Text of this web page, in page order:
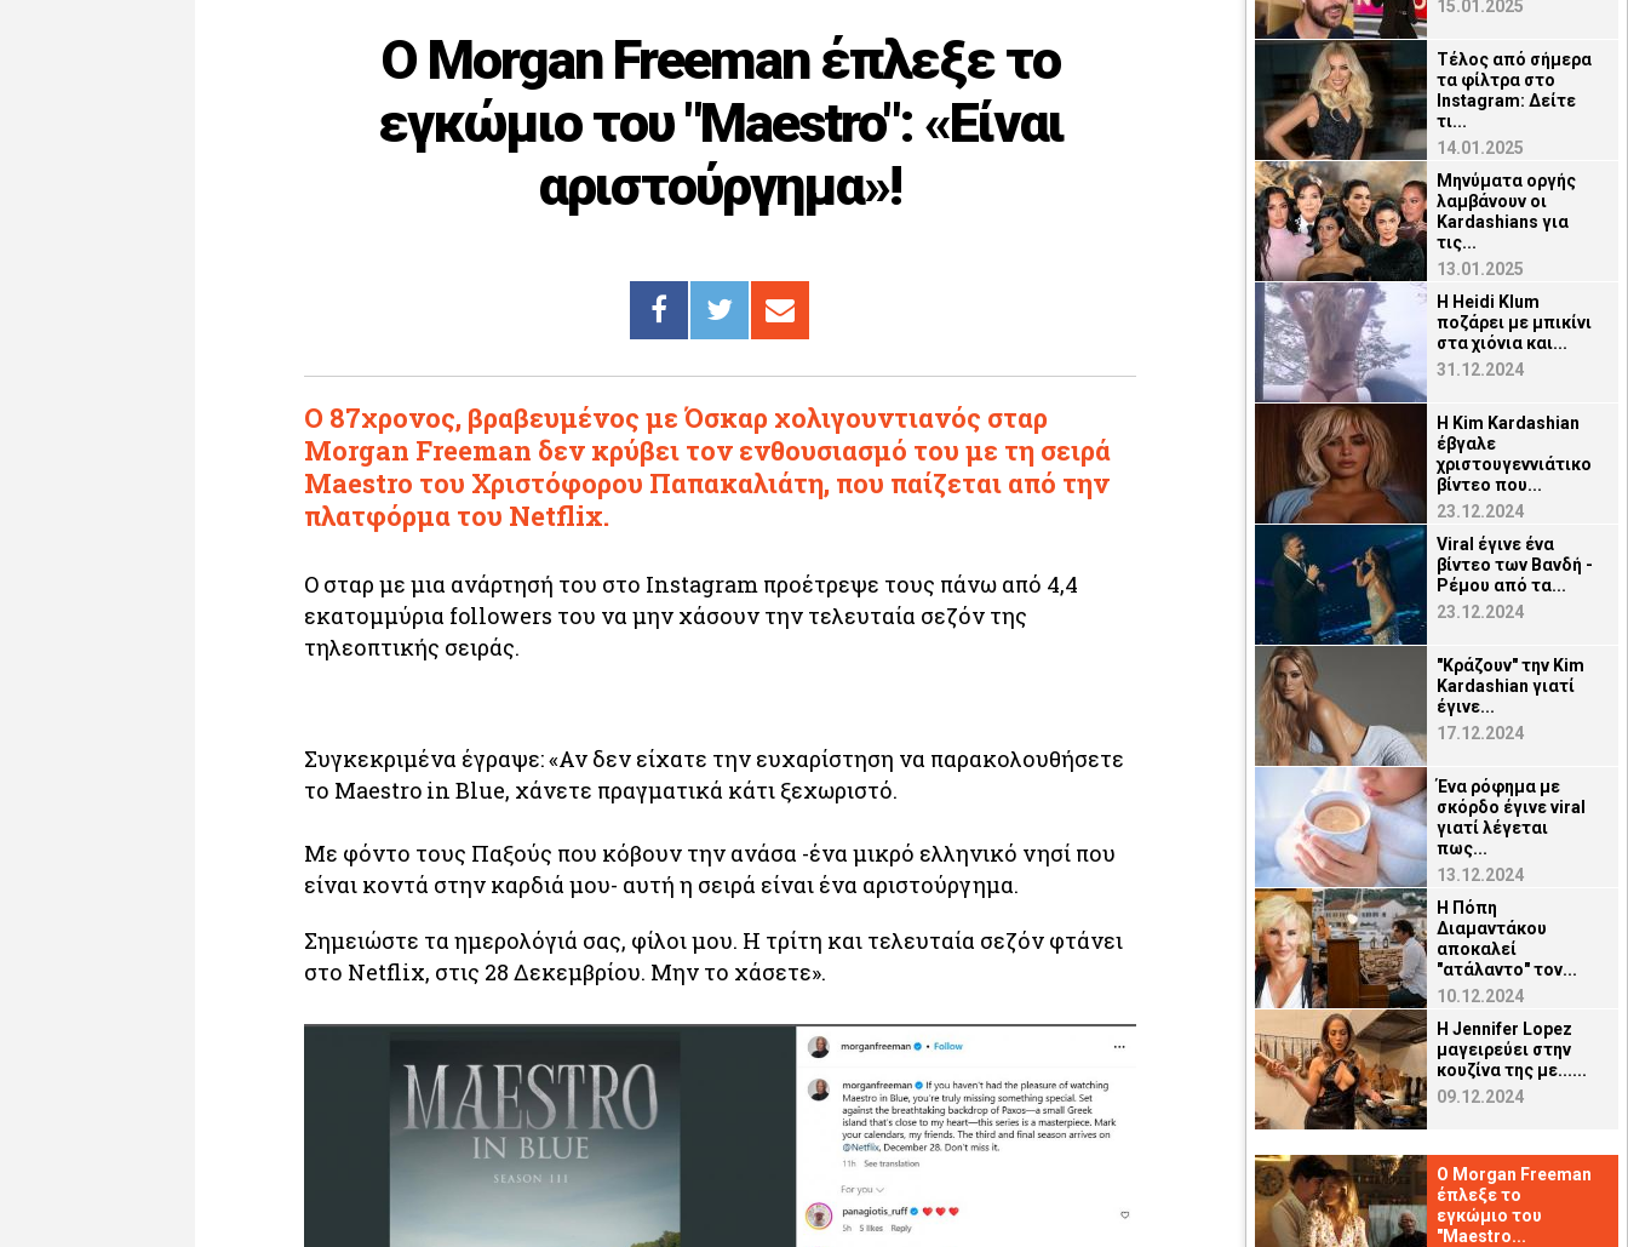
O Μorgan Freeman έπλεξε το
εγκώμιο του "Maestro": «Είναι
αριστούργημα»!
O 87χρονος, βραβευμένος με Όσκαρ χολιγουντιανός σταρ
Morgan Freeman δεν κρύβει τον ενθουσιασμό του με τη σειρά
Maestro του Χριστόφορου Παπακαλιάτη, που παίζεται από την
πλατφόρμα του Netflix.
O σταρ με μια ανάρτησή του στο Instagram προέτρεψε τους πάνω από 4,4
εκατομμύρια followers του να μην χάσουν την τελευταία σεζόν της
τηλεοπτικής σειράς.
Συγκεκριμένα έγραψε: «Αν δεν είχατε την ευχαρίστηση να παρακολουθήσετε
το Maestro in Blue, χάνετε πραγματικά κάτι ξεχωριστό.
Με φόντο τους Παξούς που κόβουν την ανάσα -ένα μικρό ελληνικό νησί που
είναι κοντά στην καρδιά μου- αυτή η σειρά είναι ένα αριστούργημα.
Σημειώστε τα ημερολόγιά σας, φίλοι μου. Η τρίτη και τελευταία σεζόν φτάνει
στο Netflix, στις 28 Δεκεμβρίου. Μην το χάσετε».
15.01.2025
Τέλος από σήμερα
τα φίλτρα στο
Instagram: Δείτε
τι...
14.01.2025
Μηνύματα οργής
λαμβάνουν οι
Kardashians για
τις...
13.01.2025
H Heidi Klum
ποζάρει με μπικίνι
στα χιόνια και...
31.12.2024
Η Kim Kardashian
έβγαλε
χριστουγεννιάτικο
βίντεο που...
23.12.2024
Viral έγινε ένα
βίντεο των Βανδή -
Ρέμου από τα...
23.12.2024
"Κράζουν" την Kim
Kardashian γιατί
έγινε...
17.12.2024
Ένα ρόφημα με
σκόρδο έγινε viral
γιατί λέγεται
πως...
13.12.2024
Η Πόπη
Διαμαντάκου
αποκαλεί
"ατάλαντο" τον...
10.12.2024
H Jennifer Lopez
μαγειρεύει στην
κουζίνα της με......
09.12.2024
O Μorgan Freeman
έπλεξε το
εγκώμιο του
"Maestro...